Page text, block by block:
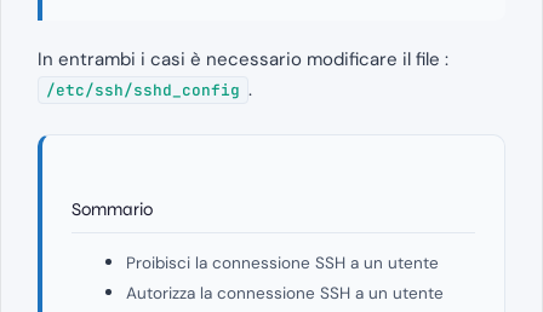
In entrambi i casi è necessario modificare il file :
/etc/ssh/sshd_config .
Sommario
Proibisci la connessione SSH a un utente
Autorizza la connessione SSH a un utente